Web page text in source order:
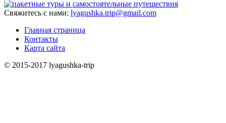
Свяжитесь с нами: lyagushka.trip@gmail.com
Главная страница
Контакты
Карта сайта
© 2015-2017 lyagushka-trip